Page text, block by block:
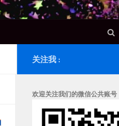
关注我 :
欢迎关注我们的微信公共账号